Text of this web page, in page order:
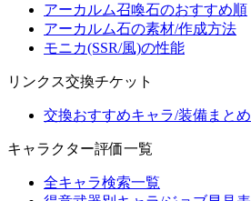
アーカルム召喚石のおすすめ順
アーカルム石の素材/作成方法
モニカ(SSR/風)の性能
リンクス交換チケット
交換おすすめキャラ/装備まとめ
キャラクター評価一覧
全キャラ検索一覧